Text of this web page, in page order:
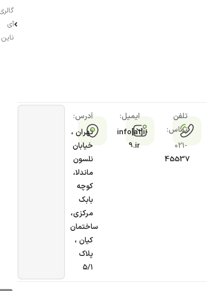
آی
ناین
تلفن
تماس:
021-
45537
ایمیل:
info[at]i-
9.ir
آدرس:
تهران ،
خیابان
نلسون
ماندلا،
کوچه
بابک
مرکزی،
ساختمان
کیان ،
پلاک
۵/۱